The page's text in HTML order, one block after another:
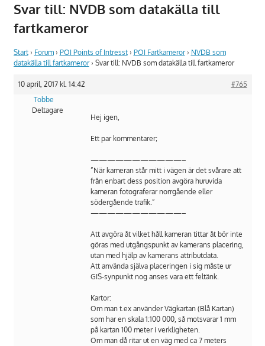
Svar till: NVDB som datakälla till
fartkameror
Start › Forum › POI Points of Intresst › POI Fartkameror › NVDB som
datakälla till fartkameror › Svar till: NVDB som datakälla till fartkameror
10 april, 2017 kl. 14:42
#765
Tobbe
Deltagare
Hej igen,
Ett par kommentarer;
———————————–
”När kameran står mitt i vägen är det svårare att
från enbart dess position avgöra huruvida
kameran fotograferar norrgående eller
södergående trafik.”
———————————–
Att avgöra åt vilket håll kameran tittar åt bör inte
göras med utgångspunkt av kamerans placering,
utan med hjälp av kamerans attributdata.
Att använda själva placeringen i sig måste ur
GIS-synpunkt nog anses vara ett feltänk.
Kartor:
Om man t.ex använder Vägkartan (Blå Kartan)
som har en skala 1:100 000, så motsvarar 1 mm
på kartan 100 meter i verkligheten.
Om man då ritar ut en väg med ca 7 meters